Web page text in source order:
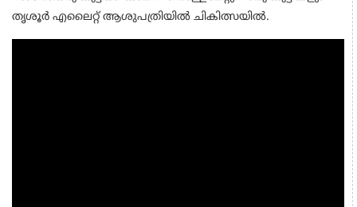
തൃശൂർ എലൈറ്റ് ആശുപത്രിയിൽ ചികിത്സയിൽ.